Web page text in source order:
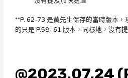
**P. 62-73 是黃先生保存的當時版本，
的只是 P.58- 61 版本，同樣地，沒有
@2023.07.24